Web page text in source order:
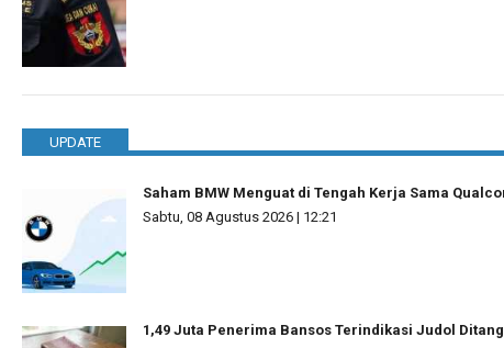
UPDATE
Saham BMW Menguat di Tengah Kerja Sama
Sabtu, 08 Agustus 2026 | 12:21
1,49 Juta Penerima Bansos Terindikasi Judol